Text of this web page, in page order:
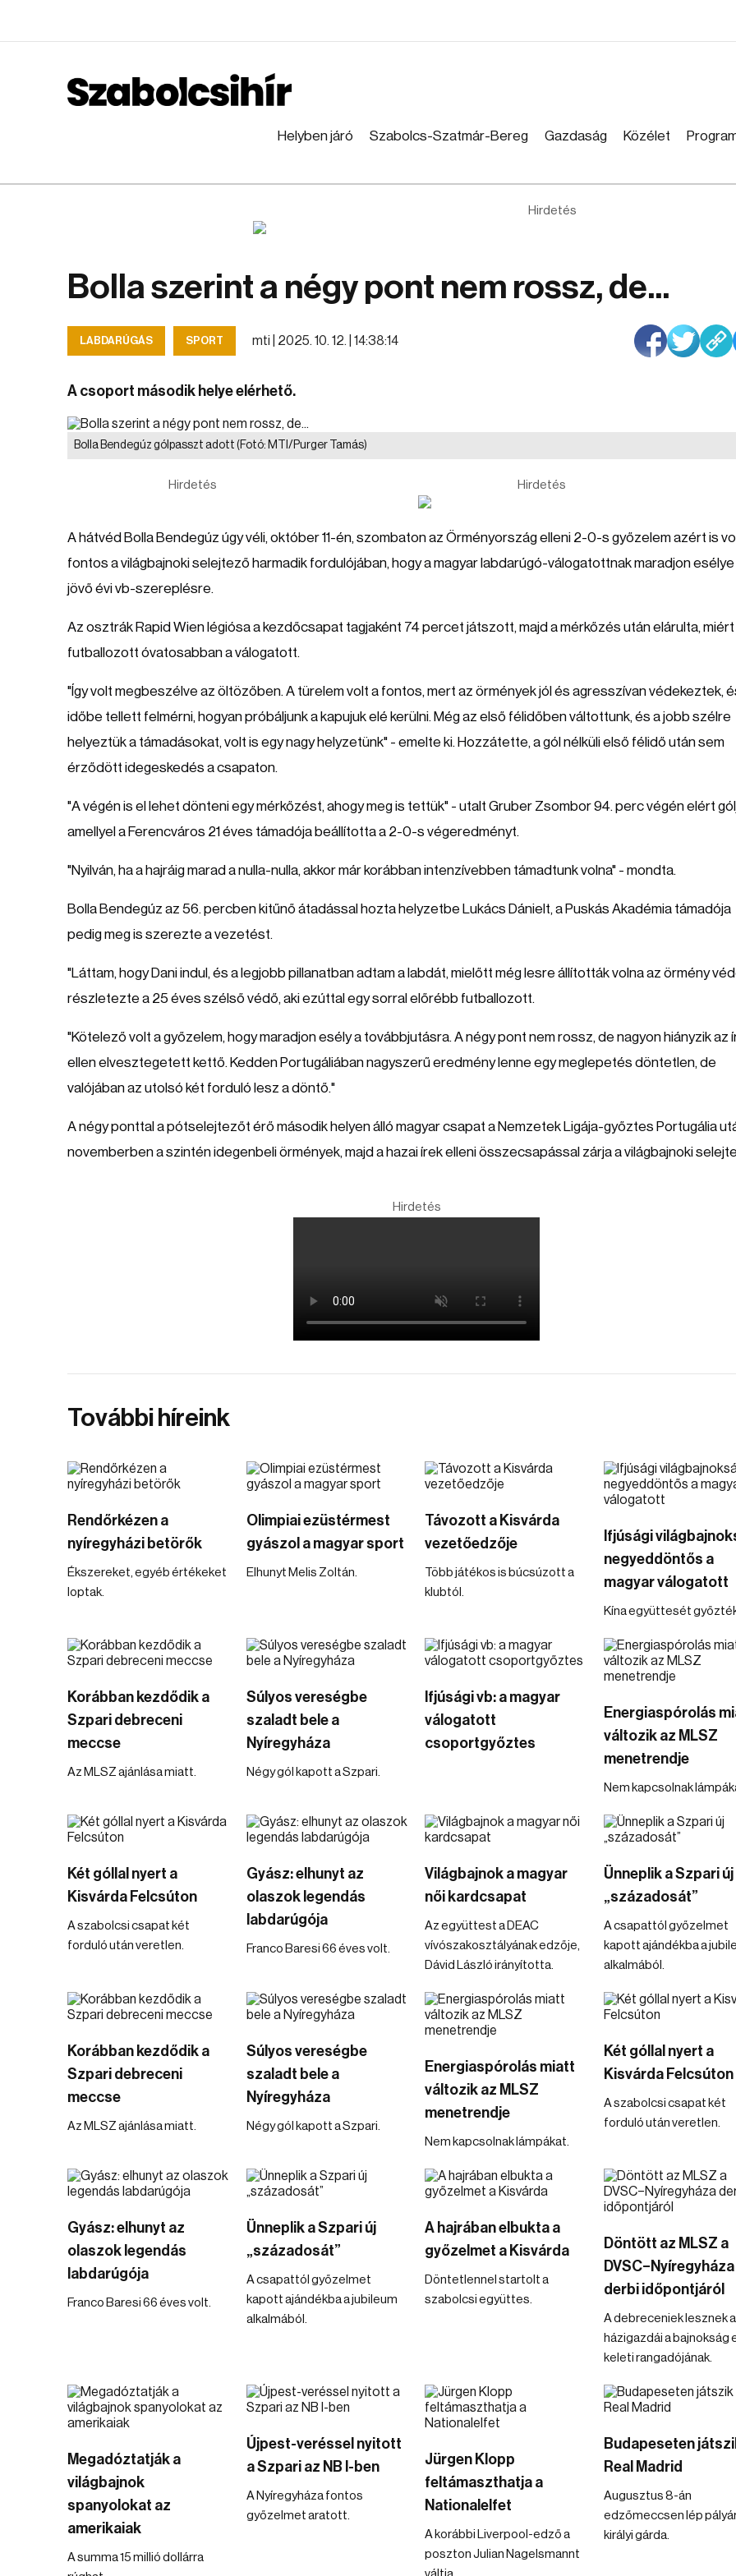
Helyben járó Szabolcs-Szatmár-Bereg Gazdaság Közélet
Hirdetés
Bolla szerint a négy pont nem rossz, de...
LABDARÚGÁS SPORT mti | 2025. 10. 12. | 14:38:14
A csoport második helye elérhető.
Bolla Bendegúz gólpasszt adott (Fotó: MTI/Purger Tamás)
Hirdetés Hirdetés
A hátvéd Bolla Bendegúz úgy véli, október 11-én, szombaton az Örményország elleni 2-0-s győzelem azért is
fontos a világbajnoki selejtező harmadik fordulójában, hogy a magyar labdarúgó-válogatottnak maradjon esélye
jövő évi vb-szereplésre.
Az osztrák Rapid Wien légiósa a kezdőcsapat tagjaként 74 percet játszott, majd a mérkőzés után elárulta, miért
futballozott óvatosabban a válogatott.
"Így volt megbeszélve az öltözőben. A türelem volt a fontos, mert az örmények jól és agresszívan védekeztek,
időbe tellett felmérni, hogyan próbáljunk a kapujuk elé kerülni. Még az első félidőben váltottunk, és a jobb szélre
helyeztük a támadásokat, volt is egy nagy helyzetünk" - emelte ki. Hozzátette, a gól nélküli első félidő után sem
érződött idegeskedés a csapaton.
"A végén is el lehet dönteni egy mérkőzést, ahogy meg is tettük" - utalt Gruber Zsombor 94. perc végén elért
amellyel a Ferencváros 21 éves támadója beállította a 2-0-s végeredményt.
"Nyilván, ha a hajráig marad a nulla-nulla, akkor már korábban intenzívebben támadtunk volna" - mondta.
Bolla Bendegúz az 56. percben kitűnő átadással hozta helyzetbe Lukács Dánielt, a Puskás Akadémia támadója
pedig meg is szerezte a vezetést.
"Láttam, hogy Dani indul, és a legjobb pillanatban adtam a labdát, mielőtt még lesre állították volna az örmény
részletezte a 25 éves szélső védő, aki ezúttal egy sorral előrébb futballozott.
"Kötelező volt a győzelem, hogy maradjon esély a továbbjutásra. A négy pont nem rossz, de nagyon hiányzik az
ellen elvesztegetett kettő. Kedden Portugáliában nagyszerű eredmény lenne egy meglepetés döntetlen, de
valójában az utolsó két forduló lesz a döntő."
A négy ponttal a pótselejtezőt érő második helyen álló magyar csapat a Nemzetek Ligája-győztes Portugália
novemberben a szintén idegenbeli örmények, majd a hazai írek elleni összecsapással zárja a világbajnoki
Hirdetés
További híreink
Rendőrkézen a
nyíregyházi betörők
Ékszereket, egyéb értékeket
loptak.
Olimpiai ezüstérmest
gyászol a magyar sport
Elhunyt Melis Zoltán.
Távozott a Kisvárda
vezetőedzője
Több játékos is búcsúzott a
klubtól.
Ifjúsági
negyeddöntős a
magyar válogatott
Kína együttesét
Korábban kezdődik a
Szpari debreceni
meccse
Az MLSZ ajánlása miatt.
Súlyos vereségbe
szaladt bele a
Nyíregyháza
Négy gól kapott a Szpari.
Ifjúsági vb: a magyar
válogatott
csoportgyőztes
Energiaspórolás
változik az MLSZ
menetrendje
Nem kapcsolnak
Két góllal nyert a
Kisvárda Felcsúton
A szabolcsi csapat két
forduló után veretlen.
Gyász: elhunyt az
olaszok legendás
labdarúgója
Franco Baresi 66 éves volt.
Világbajnok a magyar
női kardcsapat
Az együttest a DEAC
vívószakosztályának edzője,
Dávid László irányította.
Ünneplik a Szpari új
„századosát”
A csapattól győzelmet
kapott ajándékba a
alkalmából.
Korábban kezdődik a
Szpari debreceni
meccse
Az MLSZ ajánlása miatt.
Súlyos vereségbe
szaladt bele a
Nyíregyháza
Négy gól kapott a Szpari.
Energiaspórolás miatt
változik az MLSZ
menetrendje
Nem kapcsolnak lámpákat.
Két góllal nyert a
Kisvárda Felcsúton
A szabolcsi csapat két
forduló után veretlen.
Gyász: elhunyt az
olaszok legendás
labdarúgója
Franco Baresi 66 éves volt.
Ünneplik a Szpari új
„századosát”
A csapattól győzelmet
kapott ajándékba a jubileum
alkalmából.
A hajrában elbukta a
győzelmet a Kisvárda
Döntetlennel startolt a
szabolcsi együttes.
Döntött az MLSZ a
DVSC–Nyíregyháza
derbi időpontjáról
A debreceniek lesznek a
házigazdái a bajnokság
keleti rangadójának.
Megadóztatják a
világbajnok
spanyolokat az
amerikaiak
A summa 15 millió dollárra
Újpest-veréssel nyitott
a Szpari az NB I-ben
A Nyíregyháza fontos
győzelmet aratott.
Jürgen Klopp
feltámaszthatja a
Nationalelfet
A korábbi Liverpool-edző a
poszton Julian Nagelsmannt
Budapeseten
Real Madrid
Augusztus 8-án
edzőmeccsen lép
királyi gárda.